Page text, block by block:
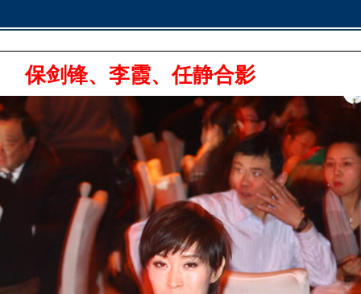
保剑锋、李霞、任静合影